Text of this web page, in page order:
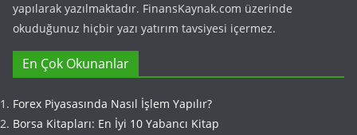
yapılarak yazılmaktadır. FinansKaynak.com üzerinde
okuduğunuz hiçbir yazı yatırım tavsiyesi içermez.
En Çok Okunanlar
Forex Piyasasında Nasıl İşlem Yapılır?
Borsa Kitapları: En İyi 10 Yabancı Kitap